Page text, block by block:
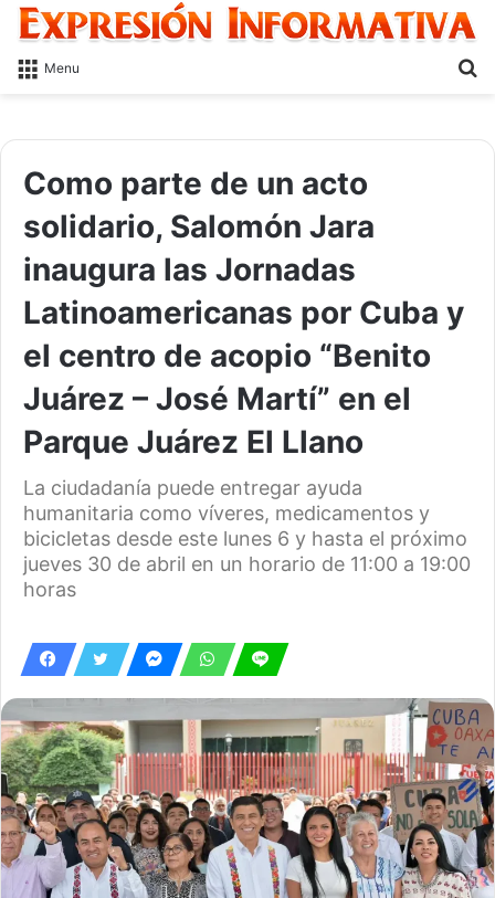
Menu
Como parte de un acto
solidario, Salomón Jara
inaugura las Jornadas
Latinoamericanas por Cuba y
el centro de acopio “Benito
Juárez – José Martí” en el
Parque Juárez El Llano
La ciudadanía puede entregar ayuda
humanitaria como víveres, medicamentos y
bicicletas desde este lunes 6 y hasta el próximo
jueves 30 de abril en un horario de 11:00 a 19:00
horas